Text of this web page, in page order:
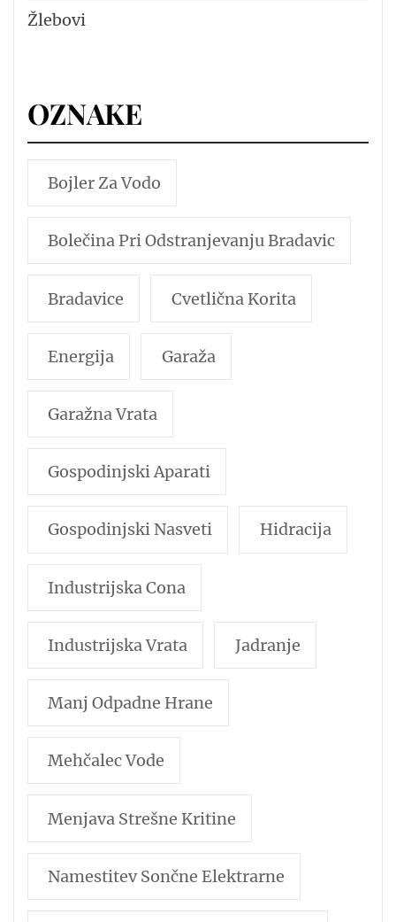
Žlebovi
OZNAKE
Bojler Za Vodo
Bolečina Pri Odstranjevanju Bradavic
Bradavice Cvetlična Korita
Energija Garaža
Garažna Vrata
Gospodinjski Aparati
Gospodinjski Nasveti Hidracija
Industrijska Cona
Industrijska Vrata Jadranje
Manj Odpadne Hrane
Mehčalec Vode
Menjava Strešne Kritine
Namestitev Sončne Elektrarne